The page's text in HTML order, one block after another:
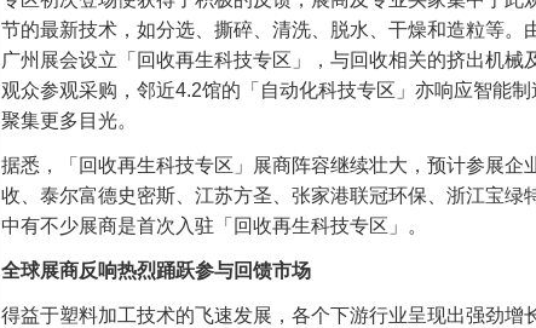
节的最新技术，如分选、撕碎、清洗、脱水、干燥和造粒等。
广州展会设立「回收再生科技专区」，与回收相关的挤出机械
观众参观采购，邻近4.2馆的「自动化科技专区」亦响应智能
聚集更多目光。
据悉，「回收再生科技专区」展商阵容继续壮大，预计参展企
收、泰尔富德史密斯、江苏方圣、张家港联冠环保、浙江宝绿
中有不少展商是首次入驻「回收再生科技专区」。
全球展商反响热烈踊跃参与回馈市场
得益于塑料加工技术的飞速发展，各个下游行业呈现出强劲增